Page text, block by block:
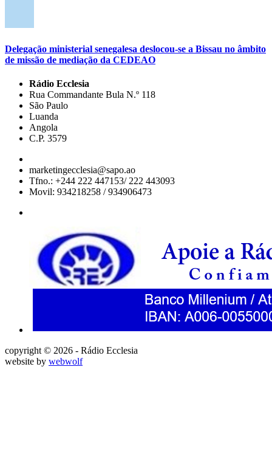
Delegação ministerial senegalesa deslocou-se a Bissau no âmbito
de missão de mediação da CEDEAO
Rádio Ecclesia
Rua Commandante Bula N.º 118
São Paulo
Luanda
Angola
C.P. 3579
marketingecclesia@sapo.ao
Tfno.: +244 222 447153/ 222 443093
Movil: 934218258 / 934906473
copyright © 2026 - Rádio Ecclesia
website by webwolf